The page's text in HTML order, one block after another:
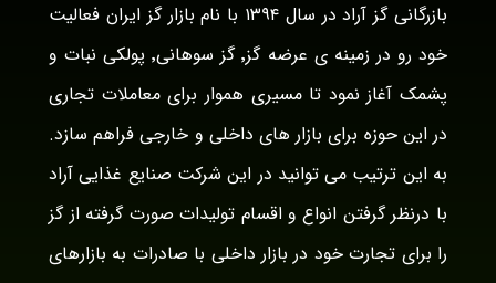
بازرگانی گز آراد در سال ۱۳۹۴ با نام بازار گز ایران فعالیت
خود رو در زمینه ی عرضه گز٬ گز سوهانی٬ پولکی نبات و
پشمک آغاز نمود تا مسیری هموار برای معاملات تجاری
در این حوزه برای بازار های داخلی و خارجی فراهم سازد.
به این ترتیب می توانید در این شرکت صنایع غذایی آراد
با درنظر گرفتن انواع و اقسام تولیدات صورت گرفته از گز
را برای تجارت خود در بازار داخلی با صادرات به بازارهای